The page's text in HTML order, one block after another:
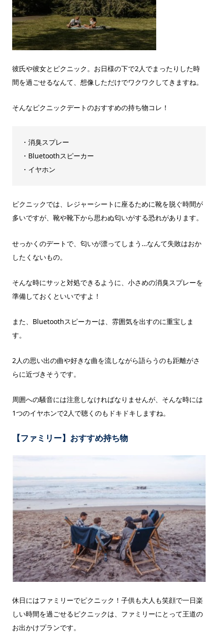
彼氏や彼女とピクニック。お日様の下で2人でまったりした時
間を過ごせるなんて、想像しただけでワクワクしてきますね。
そんなピクニックデートのおすすめの持ち物コレ！
・消臭スプレー
・Bluetoothスピーカー
・イヤホン
ピクニックでは、レジャーシートに座るために靴を脱ぐ時間が
多いですが、靴や靴下から思わぬ匂いがする恐れがあります。
せっかくのデートで、匂いが漂ってしまう…なんて失敗はおか
したくないもの。
そんな時にサッと対処できるように、小さめの消臭スプレーを
準備しておくといいですよ！
また、Bluetoothスピーカーは、雰囲気を出すのに重宝しま
す。
2人の思い出の曲や好きな曲を流しながら語らうのも距離がさ
らに近づきそうです。
周囲への騒音には注意しなければなりませんが、そんな時には
1つのイヤホンで2人で聴くのもドキドキしますね。
【ファミリー】おすすめ持ち物
休日にはファミリーでピクニック！子供も大人も笑顔で一日楽
しい時間を過ごせるピクニックは、ファミリーにとって王道の
お出かけプランです。